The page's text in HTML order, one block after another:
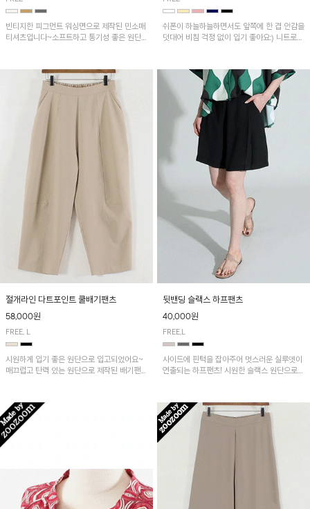
빈티지한 피그먼트 워싱면으로 제작된 민소매
티셔츠입니다~소프트하고 통기성 좋은 원단
쉬폰이 하늘하늘하면서도 앞쪽에 한 겹 안감을
덧대어 비침 걱정 없이 입기 좋아요:) 니트로
절개라인 다트포인트 쿨배기팬츠
58,000원
FREE, L
시원하게 입기 좋은 원단으로 입고되었어요~
매끄럽고 탄력 있는 원단으로 제작된 배기팬츠
뒷밴딩 슬랙스 하프팬츠
40,000원
FREE,L
사이드에 핀턱을 잡아주어 멋스러운 실루엣이
연출되는 하프팬츠! 시원한 슬랙스 원단으로